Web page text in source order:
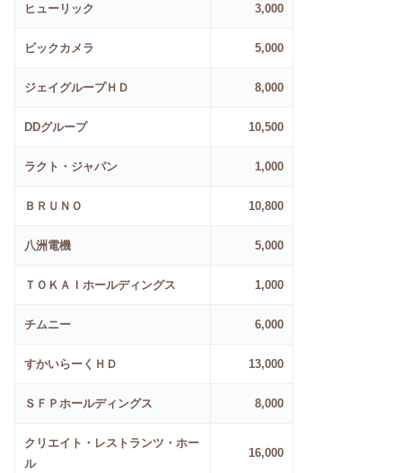
ヒューリック 3,000
ビックカメラ 5,000
ジェイグループＨＤ 8,000
DDグループ 10,500
ラクト・ジャパン 1,000
ＢＲＵＮＯ 10,800
八洲電機 5,000
ＴＯＫＡＩホールディングス 1,000
チムニー 6,000
すかいらーくＨＤ 13,000
ＳＦＰホールディングス 8,000
クリエイト・レストランツ・ホー
ル
16,000